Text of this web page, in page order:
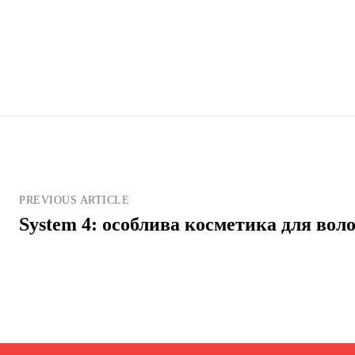
PREVIOUS ARTICLE
System 4: особлива косметика для